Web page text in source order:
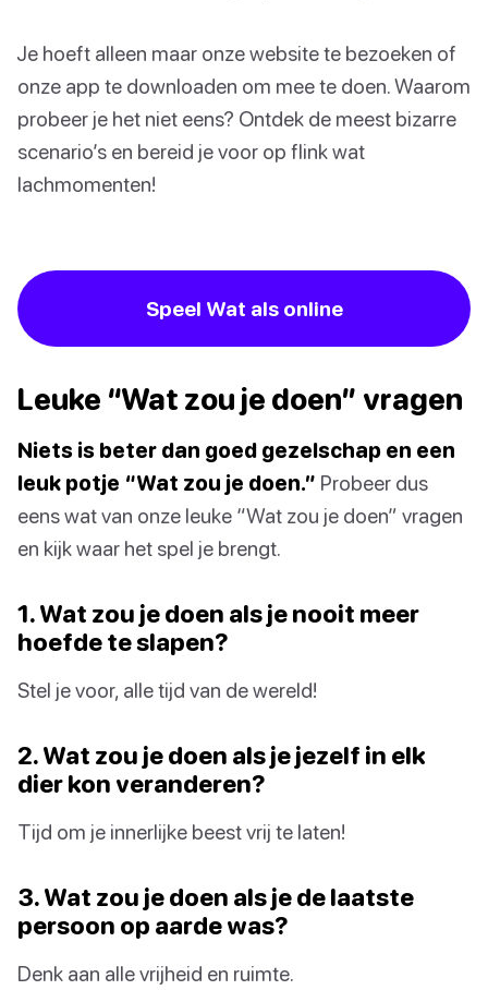
Je hoeft alleen maar onze website te bezoeken of
onze app te downloaden om mee te doen. Waarom
probeer je het niet eens? Ontdek de meest bizarre
scenario’s en bereid je voor op flink wat
lachmomenten!
Speel Wat als online
Leuke “Wat zou je doen” vragen
Niets is beter dan goed gezelschap en een
leuk potje “Wat zou je doen.” Probeer dus
eens wat van onze leuke “Wat zou je doen” vragen
en kijk waar het spel je brengt.
1. Wat zou je doen als je nooit meer
hoefde te slapen?
Stel je voor, alle tijd van de wereld!
2. Wat zou je doen als je jezelf in elk
dier kon veranderen?
Tijd om je innerlijke beest vrij te laten!
3. Wat zou je doen als je de laatste
persoon op aarde was?
Denk aan alle vrijheid en ruimte.